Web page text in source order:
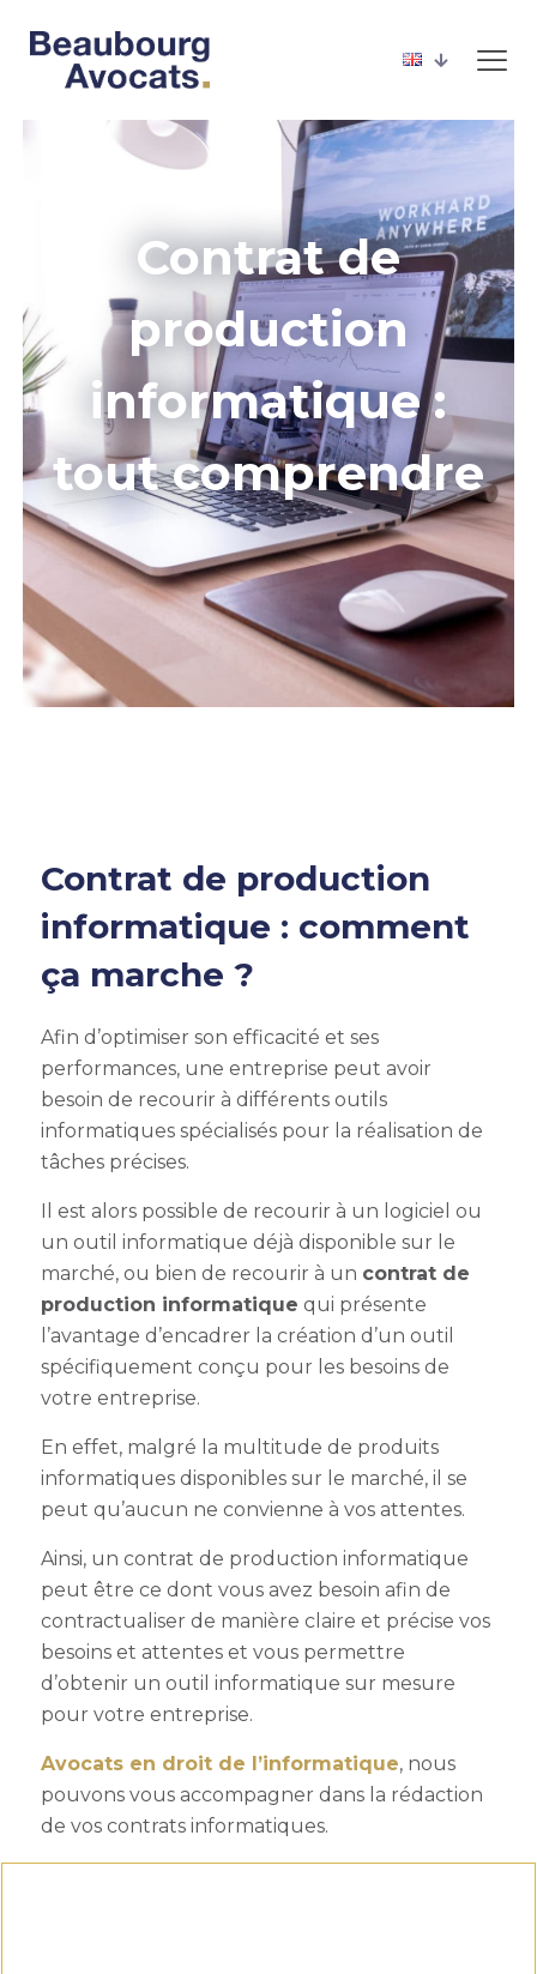
Contrat de
production
informatique :
tout comprendre
Contrat de production
informatique : comment
ça marche ?
Afin d’optimiser son efficacité et ses
performances, une entreprise peut avoir
besoin de recourir à différents outils
informatiques spécialisés pour la réalisation de
tâches précises.
Il est alors possible de recourir à un logiciel ou
un outil informatique déjà disponible sur le
marché, ou bien de recourir à un contrat de
production informatique qui présente
l’avantage d’encadrer la création d’un outil
spécifiquement conçu pour les besoins de
votre entreprise.
En effet, malgré la multitude de produits
informatiques disponibles sur le marché, il se
peut qu’aucun ne convienne à vos attentes.
Ainsi, un contrat de production informatique
peut être ce dont vous avez besoin afin de
contractualiser de manière claire et précise vos
besoins et attentes et vous permettre
d’obtenir un outil informatique sur mesure
pour votre entreprise.
Avocats en droit de l’informatique, nous
pouvons vous accompagner dans la rédaction
de vos contrats informatiques.